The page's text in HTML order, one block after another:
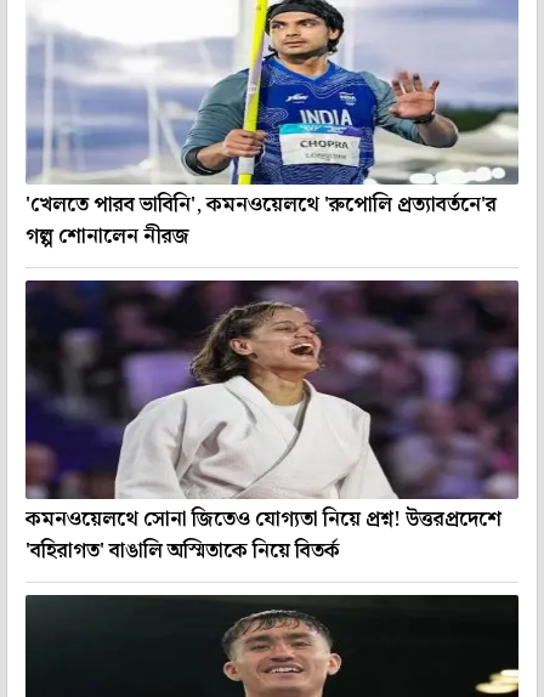
'খেলতে পারব ভাবিনি', কমনওয়েলথে 'রুপোলি প্রত্যাবর্তনে'র
গল্প শোনালেন নীরজ
কমনওয়েলথে সোনা জিতেও যোগ্যতা নিয়ে প্রশ্ন! উত্তরপ্রদেশে
'বহিরাগত' বাঙালি অস্মিতাকে নিয়ে বিতর্ক